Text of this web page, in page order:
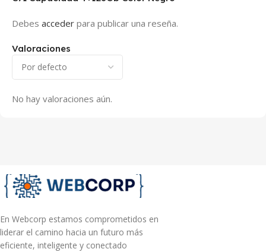
Valoraciones
No hay valoraciones aún.
Debes acceder para publicar una reseña.
En Webcorp estamos comprometidos en
liderar el camino hacia un futuro más
eficiente, inteligente y conectado